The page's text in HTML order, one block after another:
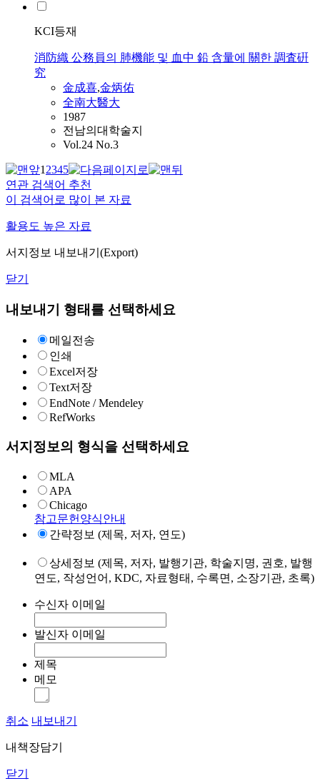
KCI등재
消防織 公務員의 肺機能 및 血中 鉛 含量에 關한 調査硏
究
金成喜,金炳佑
全南大醫大
1987
전남의대학술지
Vol.24 No.3
12345
연관 검색어 추천
이 검색어로 많이 본 자료
활용도 높은 자료
서지정보 내보내기(Export)
닫기
내보내기 형태를 선택하세요
메일전송
인쇄
Excel저장
Text저장
EndNote / Mendeley
RefWorks
서지정보의 형식을 선택하세요
MLA
APA
Chicago
참고문헌양식안내
간략정보 (제목, 저자, 연도)
상세정보 (제목, 저자, 발행기관, 학술지명, 권호, 발행
연도, 작성언어, KDC, 자료형태, 수록면, 소장기관, 초록)
수신자 이메일
발신자 이메일
제목
메모
취소 내보내기
내책장담기
닫기